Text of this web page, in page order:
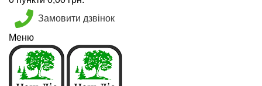
Замовити дзвінок
Меню